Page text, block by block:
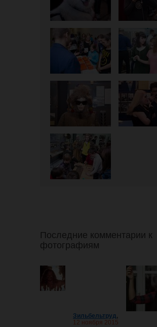
Последние комментарии к
фотографиям
Зильбельтруд,
12 ноября 2015